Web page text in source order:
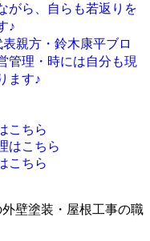
がら、自らも若返りを
♪
親方・鈴木康平ブロ
管理・時には自分も現
ます♪
こちら
はこちら
こちら
壁塗装・屋根工事の職